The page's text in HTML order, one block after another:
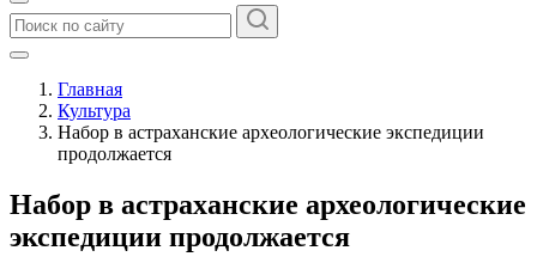
Главная
Культура
Набор в астраханские археологические экспедиции
продолжается
Набор в астраханские археологические
экспедиции продолжается